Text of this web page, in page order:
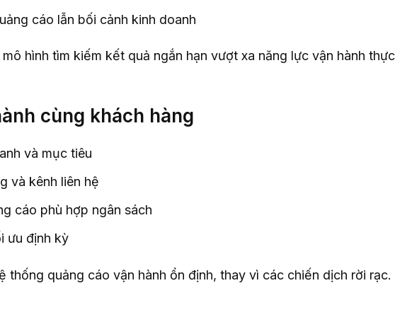
cáo lẫn bối cảnh kinh doanh
hình tìm kiếm kết quả ngắn hạn vượt xa năng lực vận hành
cùng khách hàng
và mục tiêu
và kênh liên hệ
cáo phù hợp ngân sách
ưu định kỳ
thống quảng cáo vận hành ổn định, thay vì các chiến dịch rời rạc.